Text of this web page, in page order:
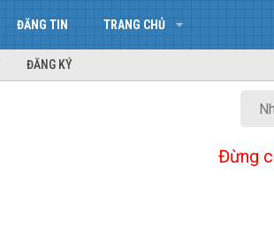
ĐĂNG TIN TRANG CHỦ
ĐĂNG KÝ
Đừng